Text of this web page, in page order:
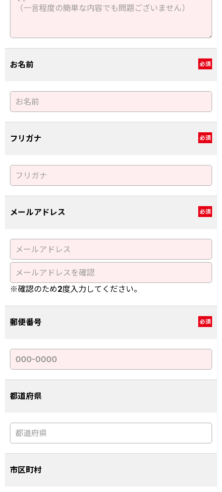
お名前 必須
フリガナ 必須
メールアドレス 必須
※確認のため2度入力してください。
郵便番号 必須
都道府県
市区町村